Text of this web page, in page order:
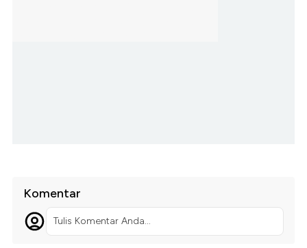
Komentar
Tulis Komentar Anda...